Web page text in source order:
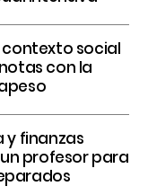
contexto social
con la
y finanzas
profesor para